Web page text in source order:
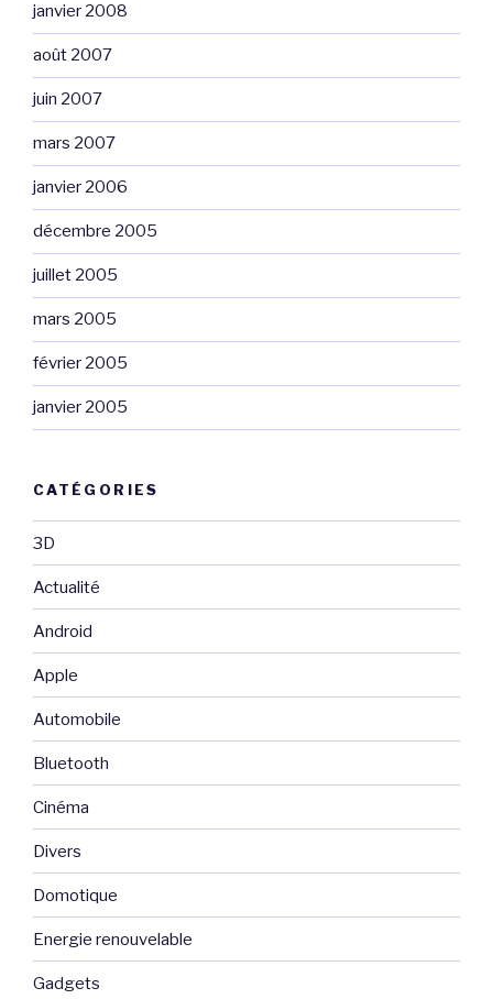
janvier 2008
août 2007
juin 2007
mars 2007
janvier 2006
décembre 2005
juillet 2005
mars 2005
février 2005
janvier 2005
CATÉGORIES
3D
Actualité
Android
Apple
Automobile
Bluetooth
Cinéma
Divers
Domotique
Energie renouvelable
Gadgets